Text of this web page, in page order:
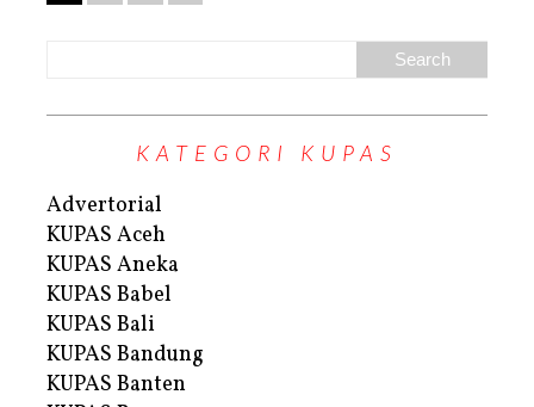
KATEGORI KUPAS
Advertorial
KUPAS Aceh
KUPAS Aneka
KUPAS Babel
KUPAS Bali
KUPAS Bandung
KUPAS Banten